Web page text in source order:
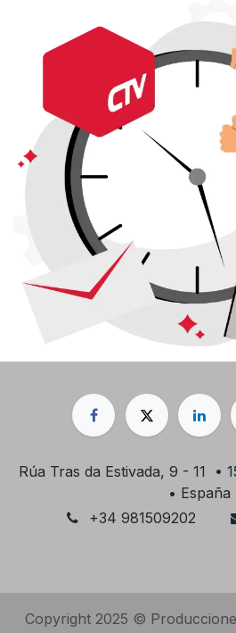
Rúa Tras da Estivada, 9 - 11 •
• España
+34 981509202
Copyright 2025 ©